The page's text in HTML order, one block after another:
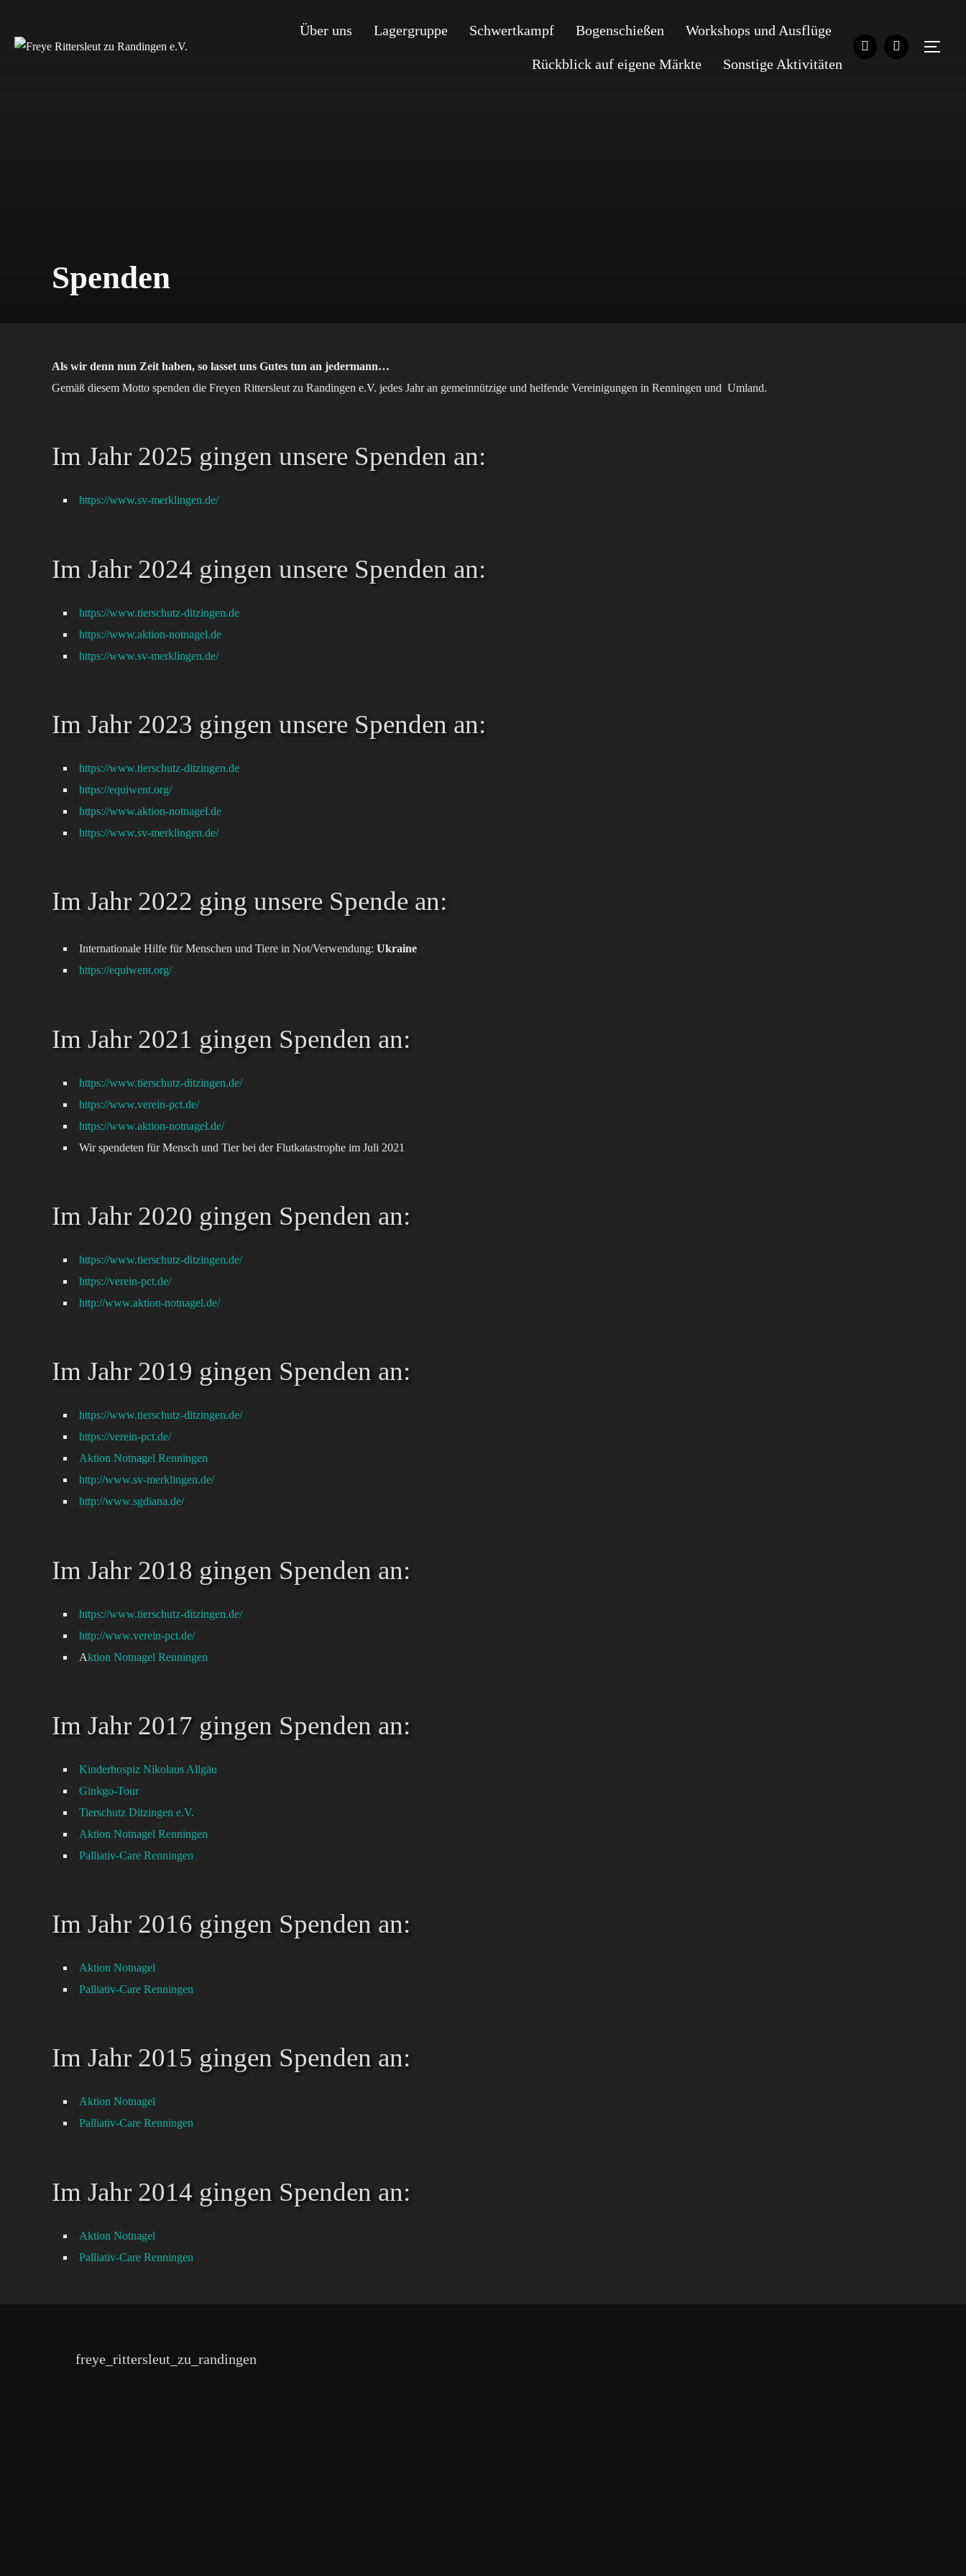
springen
Über uns Lagergruppe Schwertkampf Bogenschießen Workshops und Ausflüge
Rückblick auf eigene Märkte Sonstige Aktivitäten
Spenden
Als wir denn nun Zeit haben, so lasset uns Gutes tun an jedermann…
Gemäß diesem Motto spenden die Freyen Rittersleut zu Randingen e.V. jedes Jahr an gemeinnützige und helfende Vereinigungen in Renningen und Umland.
Im Jahr 2025 gingen unsere Spenden an:
https://www.sv-merklingen.de/
Im Jahr 2024 gingen unsere Spenden an:
https://www.tierschutz-ditzingen.de
https://www.aktion-notnagel.de
https://www.sv-merklingen.de/
Im Jahr 2023 gingen unsere Spenden an:
https://www.tierschutz-ditzingen.de
https://equiwent.org/
https://www.aktion-notnagel.de
https://www.sv-merklingen.de/
Im Jahr 2022 ging unsere Spende an:
Internationale Hilfe für Menschen und Tiere in Not/Verwendung: Ukraine
https://equiwent.org/
Im Jahr 2021 gingen Spenden an:
https://www.tierschutz-ditzingen.de/
https://www.verein-pct.de/
https://www.aktion-notnagel.de/
Wir spendeten für Mensch und Tier bei der Flutkatastrophe im Juli 2021
Im Jahr 2020 gingen Spenden an:
https://www.tierschutz-ditzingen.de/
https://verein-pct.de/
http://www.aktion-notnagel.de/
Im Jahr 2019 gingen Spenden an:
https://www.tierschutz-ditzingen.de/
https://verein-pct.de/
Aktion Notnagel Renningen
http://www.sv-merklingen.de/
http://www.sgdiana.de/
Im Jahr 2018 gingen Spenden an:
https://www.tierschutz-ditzingen.de/
http://www.verein-pct.de/
Aktion Notnagel Renningen
Im Jahr 2017 gingen Spenden an:
Kinderhospiz Nikolaus Allgäu
Ginkgo-Tour
Tierschutz Ditzingen e.V.
Aktion Notnagel Renningen
Palliativ-Care Renningen
Im Jahr 2016 gingen Spenden an:
Aktion Notnagel
Palliativ-Care Renningen
Im Jahr 2015 gingen Spenden an:
Aktion Notnagel
Palliativ-Care Renningen
Im Jahr 2014 gingen Spenden an:
Aktion Notnagel
Palliativ-Care Renningen
freye_rittersleut_zu_randingen